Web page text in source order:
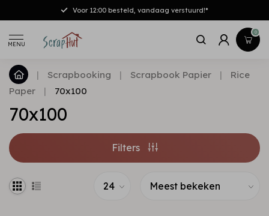
Voor 12:00 besteld, vandaag verstuurd!*
MENU
0
| Scrapbooking | Scrapbook Papier |
Rice
Paper
| 70x100
70x100
Filters